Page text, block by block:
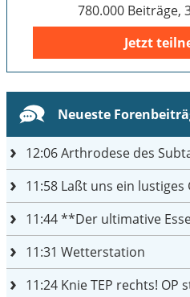
780.000 Beiträge,
Jetzt
Neueste
12:06Arthrodese des
11:58 Laßt uns ein lustiges
11:44**Der ultimative
11:31 Wetterstation
11:24 Knie TEP rechts! OP